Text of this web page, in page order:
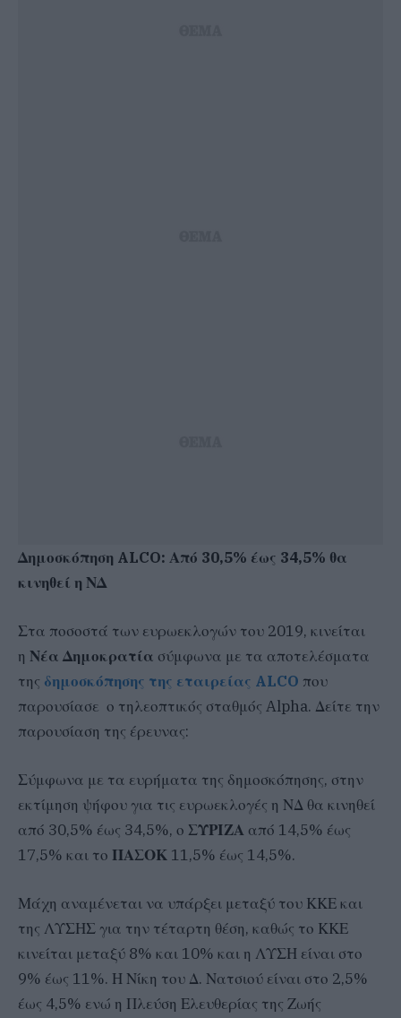
Δημοσκόπηση ALCO: Από 30,5% έως 34,5% θα
κινηθεί η ΝΔ
Στα ποσοστά των ευρωεκλογών του 2019, κινείται
η Νέα Δημοκρατία σύμφωνα με τα αποτελέσματα
της δημοσκόπησης της εταιρείας ALCO που
παρουσίασε ο τηλεοπτικός σταθμός Alpha. Δείτε την
παρουσίαση της έρευνας:
Σύμφωνα με τα ευρήματα της δημοσκόπησης, στην
εκτίμηση ψήφου για τις ευρωεκλογές η ΝΔ θα κινηθεί
από 30,5% έως 34,5%, ο ΣΥΡΙΖΑ από 14,5% έως
17,5% και το ΠΑΣΟΚ 11,5% έως 14,5%.
Μάχη αναμένεται να υπάρξει μεταξύ του ΚΚΕ και
της ΛΥΣΗΣ για την τέταρτη θέση, καθώς το ΚΚΕ
κινείται μεταξύ 8% και 10% και η ΛΥΣΗ είναι στο
9% έως 11%. Η Νίκη του Δ. Νατσιού είναι στο 2,5%
έως 4,5% ενώ η Πλεύση Ελευθερίας της Ζωής